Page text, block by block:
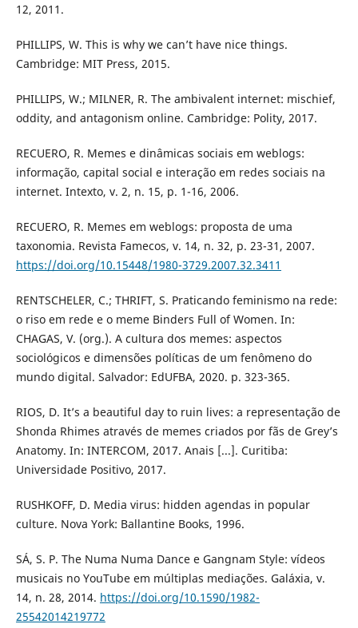
12, 2011.
PHILLIPS, W. This is why we can’t have nice things.
Cambridge: MIT Press, 2015.
PHILLIPS, W.; MILNER, R. The ambivalent internet: mischief,
oddity, and antagonism online. Cambridge: Polity, 2017.
RECUERO, R. Memes e dinâmicas sociais em weblogs:
informação, capital social e interação em redes sociais na
internet. Intexto, v. 2, n. 15, p. 1-16, 2006.
RECUERO, R. Memes em weblogs: proposta de uma
taxonomia. Revista Famecos, v. 14, n. 32, p. 23-31, 2007.
https://doi.org/10.15448/1980-3729.2007.32.3411
RENTSCHELER, C.; THRIFT, S. Praticando feminismo na rede:
o riso em rede e o meme Binders Full of Women. In:
CHAGAS, V. (org.). A cultura dos memes: aspectos
sociológicos e dimensões políticas de um fenômeno do
mundo digital. Salvador: EdUFBA, 2020. p. 323-365.
RIOS, D. It’s a beautiful day to ruin lives: a representação de
Shonda Rhimes através de memes criados por fãs de Grey’s
Anatomy. In: INTERCOM, 2017. Anais [...]. Curitiba:
Universidade Positivo, 2017.
RUSHKOFF, D. Media virus: hidden agendas in popular
culture. Nova York: Ballantine Books, 1996.
SÁ, S. P. The Numa Numa Dance e Gangnam Style: vídeos
musicais no YouTube em múltiplas mediações. Galáxia, v.
14, n. 28, 2014. https://doi.org/10.1590/1982-
25542014219772